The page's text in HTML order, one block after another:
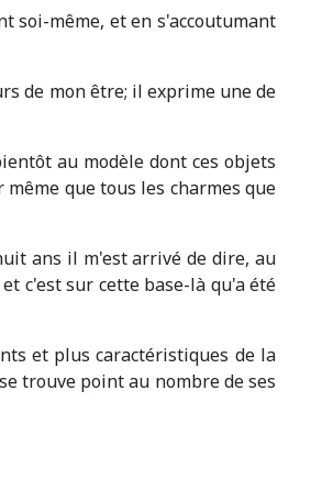
soi-même, et en s'accoutumant
de mon être; il exprime une de
au modèle dont ces objets
que tous les charmes que
ans il m'est arrivé de dire, au
c'est sur cette base-là qu'a été
et plus caractéristiques de la
trouve point au nombre de ses